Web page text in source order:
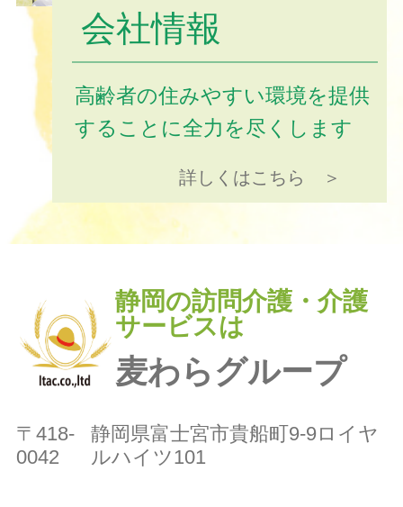
会社情報
高齢者の住みやすい環境を提供
することに全力を尽くします
詳しくはこちら ＞
静岡の訪問介護・介護
サービスは
麦わらグループ
〒418-
0042
静岡県富士宮市貴船町9-9ロイヤ
ルハイツ101